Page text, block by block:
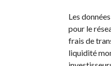
Les
pour le
frais de
liquidité